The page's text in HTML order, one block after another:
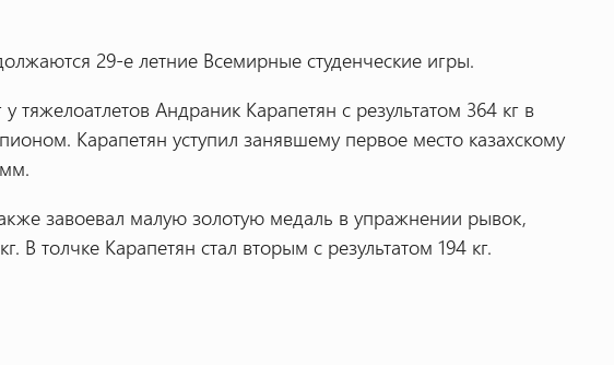
29-е летние Всемирные студенческие игры.
тяжелоатлетов Андраник Карапетян с результатом 364 кг в
Карапетян уступил занявшему первое место казахскому
завоевал малую золотую медаль в упражнении рывок,
В толчке Карапетян стал вторым с результатом 194 кг.